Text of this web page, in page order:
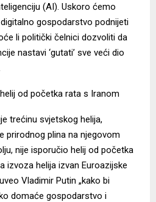
(AI). Uskoro ćemo
gospodarstvo podnijeti
li politički čelnici dozvoliti da
nastavi ‘gutati’ sve veći dio
od početka rata s Iranom
trećinu svjetskog helija,
prirodnog plina na njegovom
nije isporučio helij od početka
izvoza helija izvan Euroazijske
Vladimir Putin „kako bi
domaće gospodarstvo i